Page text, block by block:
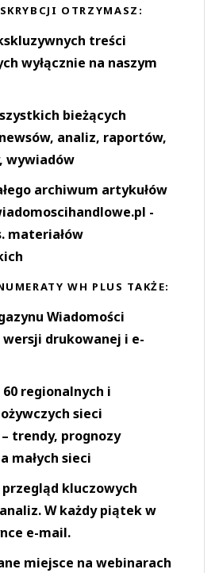
OTRZYMASZ:
treści
wyłącznie na naszym
bieżących
analiz, raportów,
wywiadów
archiwum artykułów
-
materiałów
WH PLUS TAKŻE:
Wiadomości
wersji drukowanej i e-
regionalnych i
sieci
trendy, prognozy
małych sieci
kluczowych
W każdy piątek w
e-mail.
miejsce na webinarach